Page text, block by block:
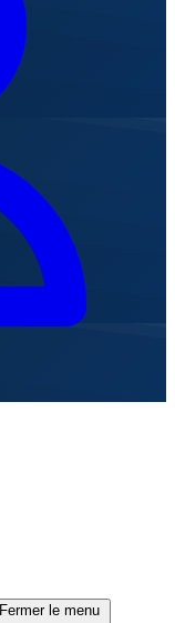
Fermer le menu